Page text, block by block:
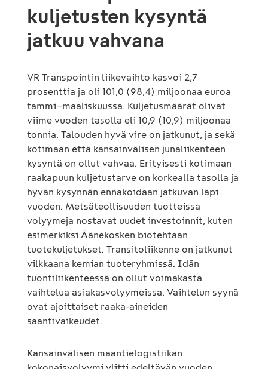
kuljetusten kysyntä
jatkuu vahvana
VR Transpointin liikevaihto kasvoi 2,7
prosenttia ja oli 101,0 (98,4) miljoonaa euroa
tammi−maaliskuussa. Kuljetusmäärät olivat
viime vuoden tasolla eli 10,9 (10,9) miljoonaa
tonnia. Talouden hyvä vire on jatkunut, ja sekä
kotimaan että kansainvälisen junaliikenteen
kysyntä on ollut vahvaa. Erityisesti kotimaan
raakapuun kuljetustarve on korkealla tasolla ja
hyvän kysynnän ennakoidaan jatkuvan läpi
vuoden. Metsäteollisuuden tuotteissa
volyymeja nostavat uudet investoinnit, kuten
esimerkiksi Äänekosken biotehtaan
tuotekuljetukset. Transitoliikenne on jatkunut
vilkkaana kemian tuoteryhmissä. Idän
tuontiliikenteessä on ollut voimakasta
vaihtelua asiakasvolyymeissa. Vaihtelun syynä
ovat ajoittaiset raaka-aineiden
saantivaikeudet.
Kansainvälisen maantielogistiikan